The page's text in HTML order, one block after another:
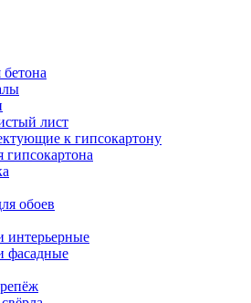
лист
к гипсокартону
обоев
интерьерные
фасадные